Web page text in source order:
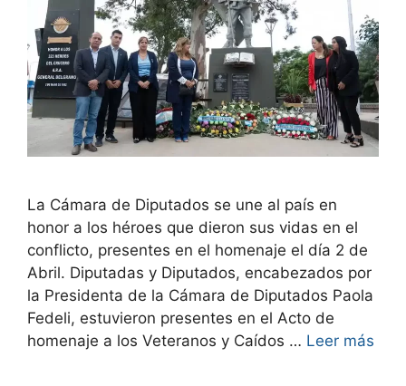
La Cámara de Diputados se une al país en
honor a los héroes que dieron sus vidas en el
conflicto, presentes en el homenaje el día 2 de
Abril. Diputadas y Diputados, encabezados por
la Presidenta de la Cámara de Diputados Paola
Fedeli, estuvieron presentes en el Acto de
homenaje a los Veteranos y Caídos … Leer más